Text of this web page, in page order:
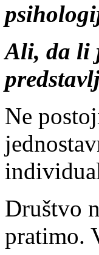
Ali, da li
Ne
Društvo
pratimo.